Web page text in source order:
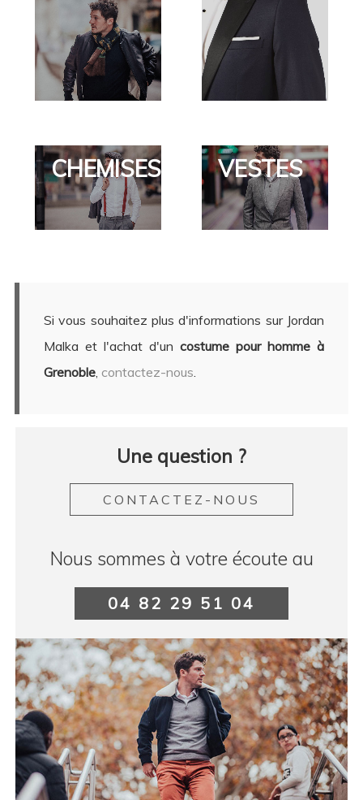
CHEMISES VESTES
Si vous souhaitez plus d'informations sur Jordan
Malka et l'achat d'un costume pour homme à
Grenoble contactez-nous
Une question ?
CONTACTEZ-NOUS
Nous sommes à votre écoute au
04 82 29 51 04